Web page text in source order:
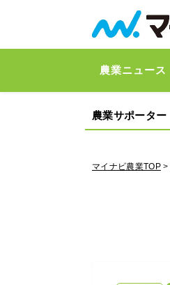
農業ニュース
農業サポーター
マイナビ農業TOP>